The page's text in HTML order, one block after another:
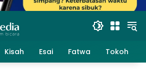
Kisah Esai Fatwa Tokoh